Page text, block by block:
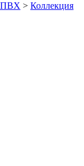
ПВХ > Коллекция